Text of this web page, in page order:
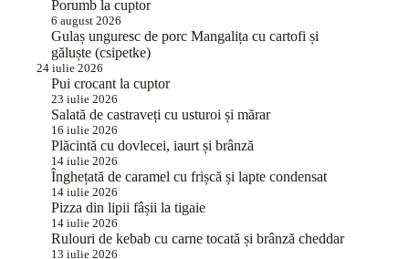
Porumb la cuptor
6 august 2026
Gulaș unguresc de porc Mangalița cu cartofi și
găluște (csipetke)
24 iulie 2026
Pui crocant la cuptor
23 iulie 2026
Salată de castraveți cu usturoi și mărar
16 iulie 2026
Plăcintă cu dovlecei, iaurt și brânză
14 iulie 2026
Înghețată de caramel cu frișcă și lapte condensat
14 iulie 2026
Pizza din lipii fâșii la tigaie
14 iulie 2026
Rulouri de kebab cu carne tocată și brânză cheddar
13 iulie 2026